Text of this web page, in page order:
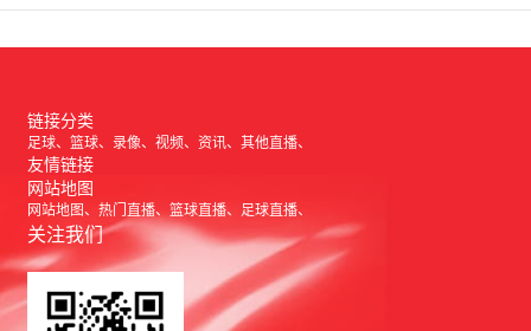
链接分类
足球 篮球 录像 视频 资讯 其他直播
友情链接
网站地图
网站地图 热门直播 篮球直播 足球直播
关注我们